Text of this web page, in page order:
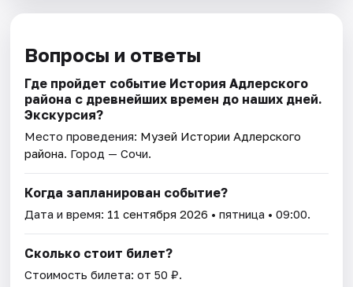
Вопросы и ответы
Где пройдет событие История Адлерского
района с древнейших времен до наших дней.
Экскурсия?
Место проведения: Музей Истории Адлерского
района. Город — Сочи.
Когда запланирован событие?
Дата и время: 11 сентября 2026 • пятница • 09:00.
Сколько стоит билет?
Стоимость билета: от 50 ₽.